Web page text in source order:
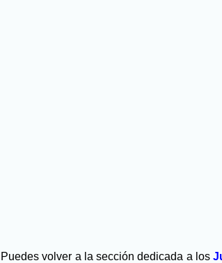
Puedes volver a la sección dedicada a los